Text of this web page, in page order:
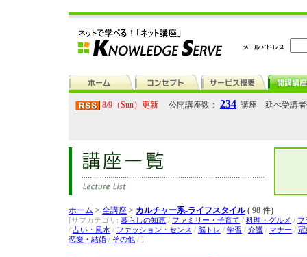
8/9（Sun）更新 公開講座数： 234 講座 延べ受講
ホーム > 全講座 > カルチャー系-ライフスタイル( 98 件)
[サブカテゴリ: 暮らしの知恵 / ファミリー・子育て / 料理・グルメ / フ
/ 占い・風水 / ファッション・センス / 脳トレ / 学習 / 介護 / マナー / 冠
恋愛・結婚 / その他 / ]